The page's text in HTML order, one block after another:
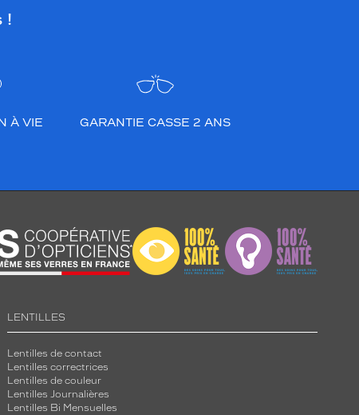
!
À VIE GARANTIE CASSE 2 ANS
LENTILLES
Lentilles de contact
Lentilles correctrices
Lentilles de couleur
Lentilles Journalières
Lentilles Bi Mensuelles